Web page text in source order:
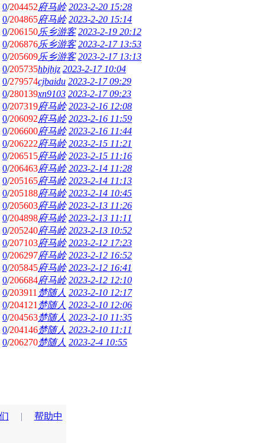
0/204452府马岭 2023-2-20 15:28
0/204865府马岭 2023-2-20 15:14
0/206150乐乡游客 2023-2-19 20:12
0/206876乐乡游客 2023-2-17 13:53
0/205609乐乡游客 2023-2-17 13:13
0/205735hbjhjz 2023-2-17 10:04
0/279574cjbaidu 2023-2-17 09:29
0/280139xn9103 2023-2-17 09:23
0/207319府马岭 2023-2-16 12:08
0/206092府马岭 2023-2-16 11:59
0/206600府马岭 2023-2-16 11:44
0/206222府马岭 2023-2-15 11:21
0/206515府马岭 2023-2-15 11:16
0/206463府马岭 2023-2-14 11:28
0/205165府马岭 2023-2-14 11:13
0/205188府马岭 2023-2-14 10:45
0/205603府马岭 2023-2-13 11:26
0/204898府马岭 2023-2-13 11:11
0/205240府马岭 2023-2-13 10:52
0/207103府马岭 2023-2-12 17:23
0/206297府马岭 2023-2-12 16:52
0/205845府马岭 2023-2-12 16:41
0/206684府马岭 2023-2-12 12:10
0/203911 楚随人 2023-2-10 12:17
0/204121 楚随人 2023-2-10 12:06
0/204563楚随人 2023-2-10 11:35
0/204146楚随人 2023-2-10 11:11
0/206270楚随人 2023-2-4 10:55
| 帮助中